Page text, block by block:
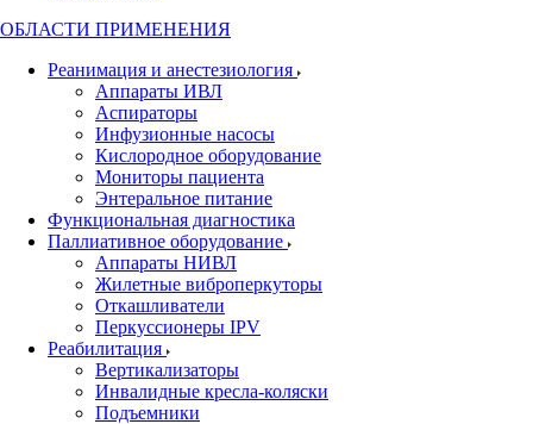
ОБЛАСТИ ПРИМЕНЕНИЯ
Реанимация и анестезиология
Аппараты ИВЛ
Аспираторы
Инфузионные насосы
Кислородное оборудование
Мониторы пациента
Энтеральное питание
Функциональная диагностика
Паллиативное оборудование
Аппараты НИВЛ
Жилетные виброперкуторы
Откашливатели
Перкуссионеры IPV
Реабилитация
Вертикализаторы
Инвалидные кресла-коляски
Подъемники